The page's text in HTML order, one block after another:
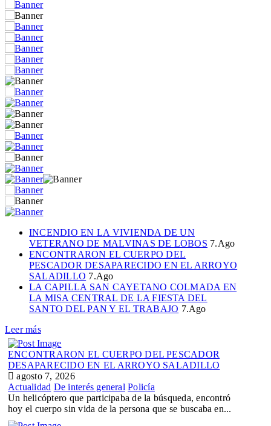
INCENDIO EN LA VIVIENDA DE UN
VETERANO DE MALVINAS DE LOBOS 7.Ago
ENCONTRARON EL CUERPO DEL
PESCADOR DESAPARECIDO EN EL ARROYO
SALADILLO 7.Ago
LA CAPILLA SAN CAYETANO COLMADA EN
LA MISA CENTRAL DE LA FIESTA DEL
SANTO DEL PAN Y EL TRABAJO 7.Ago
Leer más
ENCONTRARON EL CUERPO DEL PESCADOR
DESAPARECIDO EN EL ARROYO SALADILLO
agosto 7, 2026
Actualidad De interés general Policía
Un helicóptero que participaba de la búsqueda, encontró
hoy el cuerpo sin vida de la persona que se buscaba en...